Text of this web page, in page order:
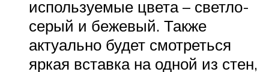
используемые цвета – светло-
серый и бежевый. Также
актуально будет смотреться
яркая вставка на одной из стен,